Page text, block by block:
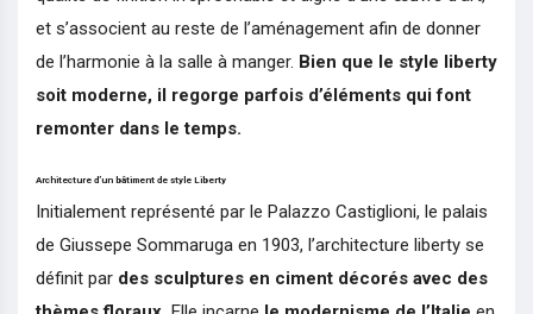
et s’associent au reste de l’aménagement afin de donner
de l’harmonie à la salle à manger. Bien que le style liberty
soit moderne, il regorge parfois d’éléments qui font
remonter dans le temps.
Architecture d’un bâtiment de style Liberty
Initialement représenté par le Palazzo Castiglioni, le palais
de Giussepe Sommaruga en 1903, l’architecture liberty se
définit par des sculptures en ciment décorés avec des